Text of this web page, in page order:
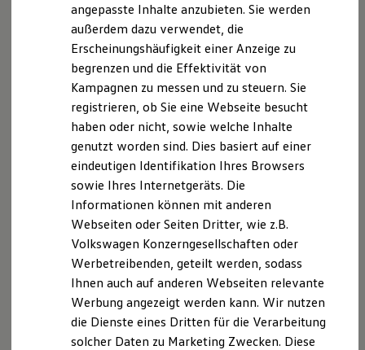
XTL-Dieselkraftstoff
Ersatzteile und Betriebsflüssigkeiten
Original Zubehör und Lifestyle Produkte
myVolkswagen
myVolkswagen Business
Elektrisch & Autonom
Elektro - & Hybridfahrzeuge
Unser Ansatz
Klimafreundlicher Strom
Reichweite & Ladelösungen
Reichweitensimulator
Ladezeitensimulator
Ladelösungen für Privatkunden
Ladelösungen für Gewerbekunden
Wallbox und Ladekabel
Förderung & Kosten der Elektrofahrzeuge
Fördermöglichkeiten für Privatkunden
Fördermöglichkeiten für Gewerbekunden
Autonomes Fahren
Mehr zum ID. Buzz
Online Beratung
angepasste Inhalte anzubieten. Sie werden
außerdem dazu verwendet, die
Erscheinungshäufigkeit einer Anzeige zu
begrenzen und die Effektivität von
Kampagnen zu messen und zu steuern. Sie
registrieren, ob Sie eine Webseite besucht
haben oder nicht, sowie welche Inhalte
genutzt worden sind. Dies basiert auf einer
eindeutigen Identifikation Ihres Browsers
sowie Ihres Internetgeräts. Die
Informationen können mit anderen
Webseiten oder Seiten Dritter, wie z.B.
Volkswagen Konzerngesellschaften oder
Werbetreibenden, geteilt werden, sodass
Ihnen auch auf anderen Webseiten relevante
Werbung angezeigt werden kann. Wir nutzen
die Dienste eines Dritten für die Verarbeitung
solcher Daten zu Marketing Zwecken. Diese